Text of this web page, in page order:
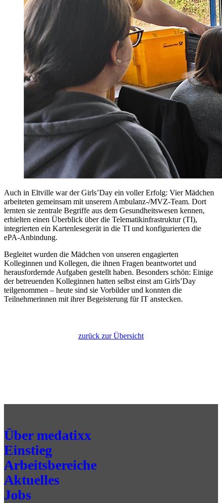
Auch in Eltville war der Girls’Day ein voller Erfolg: Vier Mädchen
arbeiteten gemeinsam mit unserem Ambulanz-/MVZ-Team. Dort
lernten sie zentrale Begriffe aus dem Gesundheitswesen kennen,
erhielten einen Überblick über die Telematikinfrastruktur (TI),
integrierten ein Kartenlesegerät in die TI und konfigurierten die
ePA-Anbindung.
Begleitet wurden die Mädchen von unseren engagierten
Kolleginnen und Kollegen, die ihnen Fragen beantwortet und
herausfordernde Aufgaben gestellt haben. Besonders schön: Einige
der betreuenden Kolleginnen hatten selbst einst am Girls’Day
teilgenommen – heute sind sie Vorbilder und konnten die
Teilnehmerinnen mit ihrer Begeisterung für IT anstecken.
zurück zur Übersicht
Über medatixx
Einstieg
Arbeitsbereiche
Aktuelles
Jobs